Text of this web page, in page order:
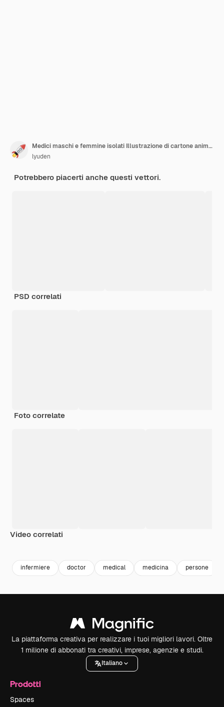
Medici maschi e femmine isolati Illustrazione di cartone animato in stile piatto vettoriale
lyuden
Potrebbero piacerti anche questi vettori.
PSD correlati
Foto correlate
Video correlati
infermiere doctor medical medicina persone
La piattaforma creativa per realizzare i tuoi migliori lavori. Oltre
1 milione di abbonati tra creativi, imprese, agenzie e studi.
Italiano
Prodotti
Spaces